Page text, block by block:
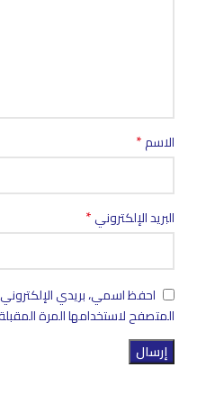
الاسم*
البريد الإلكتروني*
احفظ اسمي، بريدي
المتصفح لاستخدامها المرة